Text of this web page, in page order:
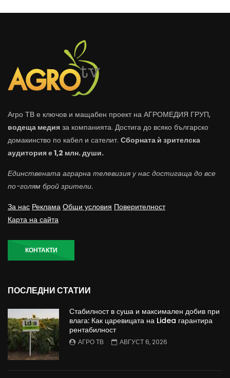
Агро ТВ е ключов и мащабен проект на АГРОМЕДИЯ ГРУП,
водеща медия за компанията. Достига до всяко българско
домакинство по кабел и сателит. Сборната ѝ зрителска
аудитория е 1,2 млн. души.
Единствената аграрна телевизия у нас достигаща до все
по-голям брой зрители.
За нас Реклама Общи условия Поверителност
Карта на сайта
КОНТАКТИ
ПОСЛЕДНИ СТАТИИ
Стабилност в суша и максимален добив при
влага: Как царевицата на Lidea гарантира
рентабилност
АГРО ТВ АВГУСТ 6, 2026